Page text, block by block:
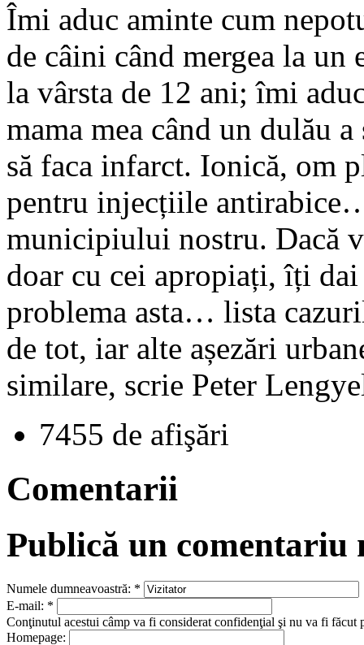
Îmi aduc aminte cum
de câini când mergea la
la vârsta de 12 ani; îmi
mama mea când un dulău
să faca infarct. Ionică, om
pentru injecțiile
municipiului nostru. Dacă
doar cu cei apropiați, îți dai
problema asta… lista
de tot, iar alte așezări
similare, scrie Peter
7455 de afişări
Comentarii
Publică un comentariu
Numele dumneavoastră: *
E-mail: *
Conţinutul acestui câmp va fi considerat confidenţial şi nu va fi făcut
Homepage: